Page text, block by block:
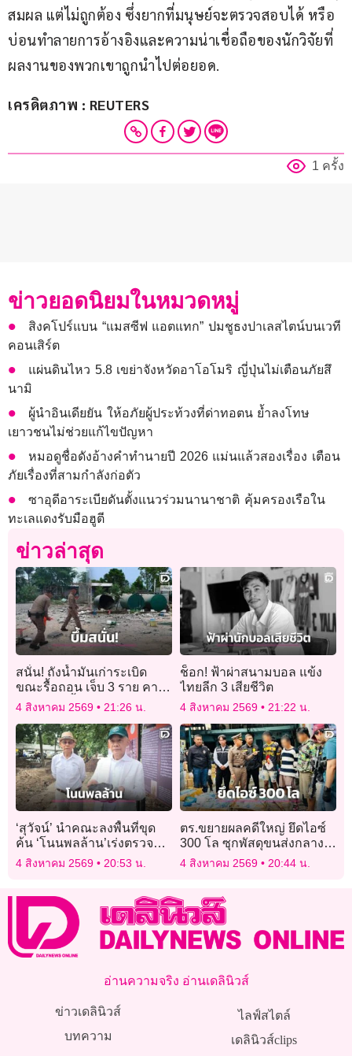
สมผล แต่ไม่ถูกต้อง ซึ่งยากที่มนุษย์จะตรวจสอบได้ หรือ
บ่อนทำลายการอ้างอิงและความน่าเชื่อถือของนักวิจัยที่
ผลงานของพวกเขาถูกนำไปต่อยอด.
เครดิตภาพ : REUTERS
1 ครั้ง
ข่าวยอดนิยมในหมวดหมู่
สิงคโปร์แบน “แมสซีฟ แอตแทก” ปมชูธงปาเลสไตน์บนเวที
คอนเสิร์ต
แผ่นดินไหว 5.8 เขย่าจังหวัดอาโอโมริ ญี่ปุ่นไม่เตือนภัยสึ
นามิ
ผู้นำอินเดียยัน ให้อภัยผู้ประท้วงที่ด่าทอตน ย้ำลงโทษ
เยาวชนไม่ช่วยแก้ไขปัญหา
หมอดูชื่อดังอ้างคำทำนายปี 2026 แม่นแล้วสองเรื่อง เตือน
ภัยเรื่องที่สามกำลังก่อตัว
ซาอุดีอาระเบียดันตั้งแนวร่วมนานาชาติ คุ้มครองเรือใน
ทะเลแดงรับมือฮูตี
ข่าวล่าสุด
สนั่น! ถังน้ำมันเก่าระเบิด
ขณะรื้อถอน เจ็บ 3 ราย คาด
ไอระเหยเชื้อเพลิงตกค้าง
4 สิงหาคม 2569 21:26 น.
ช็อก! ฟ้าผ่าสนามบอล แข้ง
ไทยลีก 3 เสียชีวิต
4 สิงหาคม 2569 21:22 น.
‘สุวัจน์’ นำคณะลงพื้นที่ขุด
ค้น ‘โนนพลล้าน’เร่งตรวจ
อายุ สร้างไทม์ไลน์
4 สิงหาคม 2569 20:53 น.
ตร.ขยายผลคดีใหญ่ ยึดไอซ์
300 โล ซุกพัสดุขนส่งกลาง
กรุง รวบ 4 ผู้ต้องหาแก๊งยา
4 สิงหาคม 2569 20:44 น.
อ่านความจริง อ่านเดลินิวส์
ข่าวเดลินิวส์
บทความ
ไลฟ์สไตล์
เดลินิวส์clips